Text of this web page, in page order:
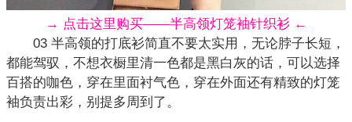
→ 点击这里购买——半高领灯笼袖针织衫 ←
03 半高领的打底衫简直不要太实用，无论脖子长短，
都能驾驭，不想衣橱里清一色都是黑白灰的话，可以选择
百搭的咖色，穿在里面衬气色，穿在外面还有精致的灯笼
袖负责出彩，别提多周到了。